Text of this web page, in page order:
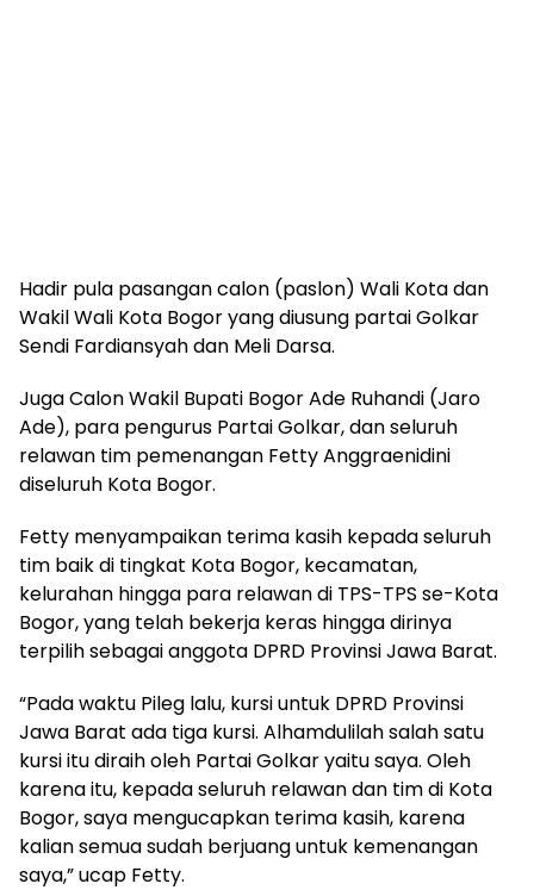
Hadir pula pasangan calon (paslon) Wali Kota dan
Wakil Wali Kota Bogor yang diusung partai Golkar
Sendi Fardiansyah dan Meli Darsa.
Juga Calon Wakil Bupati Bogor Ade Ruhandi (Jaro
Ade), para pengurus Partai Golkar, dan seluruh
relawan tim pemenangan Fetty Anggraenidini
diseluruh Kota Bogor.
Fetty menyampaikan terima kasih kepada seluruh
tim baik di tingkat Kota Bogor, kecamatan,
kelurahan hingga para relawan di TPS-TPS se-Kota
Bogor, yang telah bekerja keras hingga dirinya
terpilih sebagai anggota DPRD Provinsi Jawa Barat.
“Pada waktu Pileg lalu, kursi untuk DPRD Provinsi
Jawa Barat ada tiga kursi. Alhamdulilah salah satu
kursi itu diraih oleh Partai Golkar yaitu saya. Oleh
karena itu, kepada seluruh relawan dan tim di Kota
Bogor, saya mengucapkan terima kasih, karena
kalian semua sudah berjuang untuk kemenangan
saya,” ucap Fetty.